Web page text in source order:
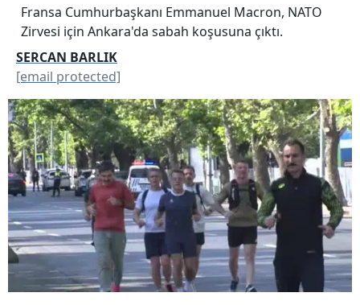
Fransa Cumhurbaşkanı Emmanuel Macron, NATO
Zirvesi için Ankara'da sabah koşusuna çıktı.
SERCAN BARLIK
[email protected]